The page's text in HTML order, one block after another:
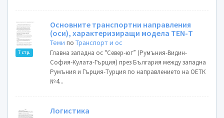
7 стр.
Основните транспортни направления
(оси), характеризиращи модела ТЕN-Т
Теми поТранспорт и ос
Главна западна ос "Север-юг” (Румъния-Видин-
София-Кулата-Гърция) през България между западна
Румъния и Гърция-Турция по направлението на ОЕТК
№4...
Логистика